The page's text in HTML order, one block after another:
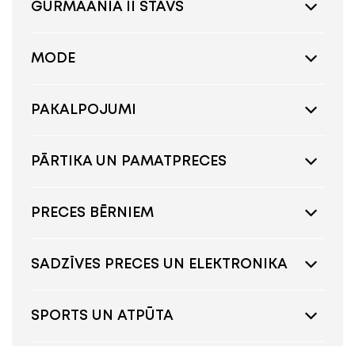
GURMAANIA II STĀVS
MODE
PAKALPOJUMI
PĀRTIKA UN PAMATPRECES
PRECES BĒRNIEM
SADZĪVES PRECES UN ELEKTRONIKA
SPORTS UN ATPŪTA